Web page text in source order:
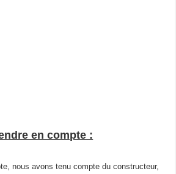
en compte :
nous avons tenu compte du constructeur,